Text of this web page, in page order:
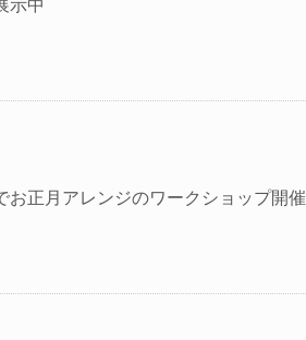
お正月アレンジのワークショップ開催